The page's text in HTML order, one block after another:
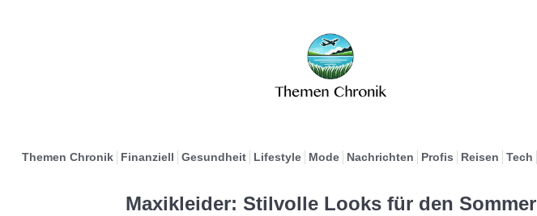
Themen Chronik Finanziell Gesundheit Lifestyle Mode Nachrichten Profis Reisen Tech
Maxikleider: Stilvolle Looks für den Sommer